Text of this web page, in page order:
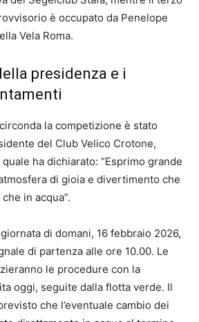
è occupato da Penelope
Vela Roma.
presidenza e i
la competizione è stato
del Club Velico Crotone,
ha dichiarato: “Esprimo grande
di gioia e divertimento che
in acqua”.
di domani, 16 febbraio 2026,
di partenza alle ore 10.00. Le
le procedure con la
oggi, seguite dalla flotta verde. Il
che l’eventuale cambio dei